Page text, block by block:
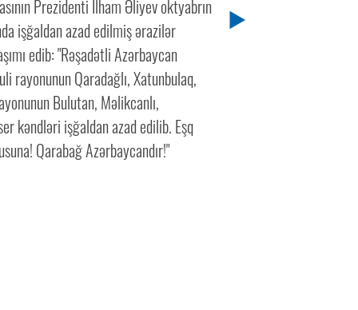
Prezidenti İlham Əliyev oktyabrın
işğaldan azad edilmiş ərazilər
edib: "Rəşadətli Azərbaycan
rayonunun Qaradağlı, Xatunbulaq,
Bulutan, Məlikcanlı,
kəndləri işğaldan azad edilib. Eşq
Qarabağ Azərbaycandır!"